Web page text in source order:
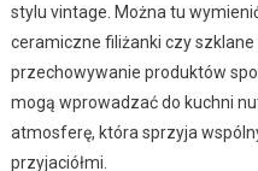
stylu vintage. Można tu
ceramiczne filiżanki czy szklane
przechowywanie produktów
mogą wprowadzać do kuchni
atmosferę, która sprzyja
przyjaciółmi.